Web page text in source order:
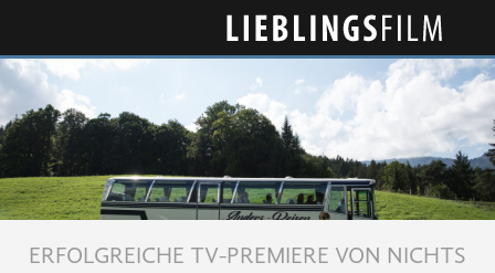
Lieblingsfilm
ERFOLGREICHE TV-PREMIERE VON NICHTS